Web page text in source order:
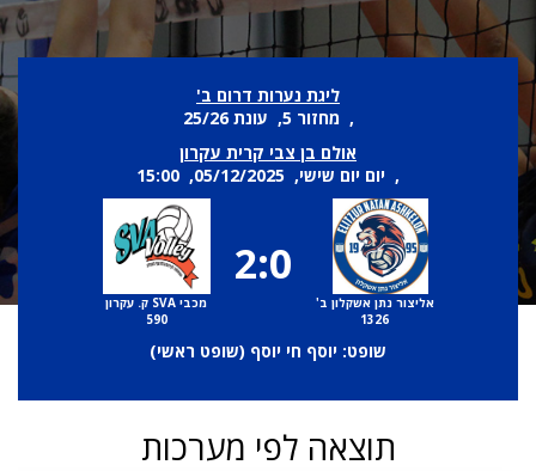
ליגת נערות דרום ב'
, מחזור 5, עונת 25/26
אולם בן צבי קרית עקרון
, יום יום שישי, 05/12/2025, 15:00
אליצור נתן אשקלון ב'
1326
2:0
מכבי SVA ק. עקרון
590
שופט: יוסף חי יוסף (שופט ראשי)
תוצאה לפי מערכות